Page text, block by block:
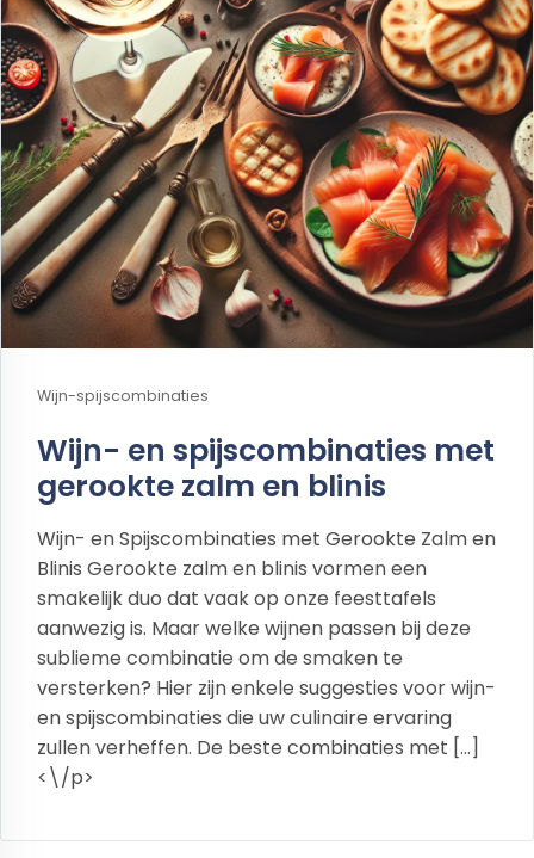
Wijn-spijscombinaties
Wijn- en spijscombinaties met
gerookte zalm en blinis
Wijn- en Spijscombinaties met Gerookte Zalm en
Blinis Gerookte zalm en blinis vormen een
smakelijk duo dat vaak op onze feesttafels
aanwezig is. Maar welke wijnen passen bij deze
sublieme combinatie om de smaken te
versterken? Hier zijn enkele suggesties voor wijn-
en spijscombinaties die uw culinaire ervaring
zullen verheffen. De beste combinaties met […]
<\/p>